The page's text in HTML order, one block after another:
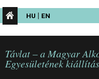
HU | EN
Távlat – a Magyar
Egyesületének